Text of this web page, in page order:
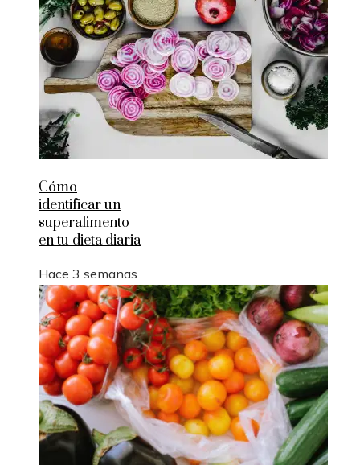
Cómo
identificar un
superalimento
en tu dieta diaria
Hace 3 semanas